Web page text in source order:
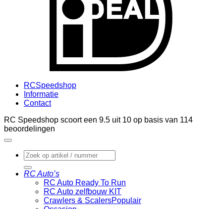
RCSpeedshop
Informatie
Contact
RC Speedshop scoort een 9.5 uit 10 op basis van 114
beoordelingen
Zoeken
naar:
RC Auto’s
RC Auto Ready To Run
RC Auto zelfbouw KIT
Crawlers & Scalers